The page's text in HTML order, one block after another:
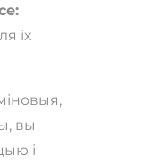
іх
вы
і